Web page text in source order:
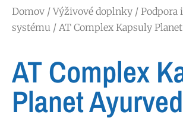
Domov /Výživové doplnky / Podpora
systému / AT Complex Kapsuly
AT Complex
Planet